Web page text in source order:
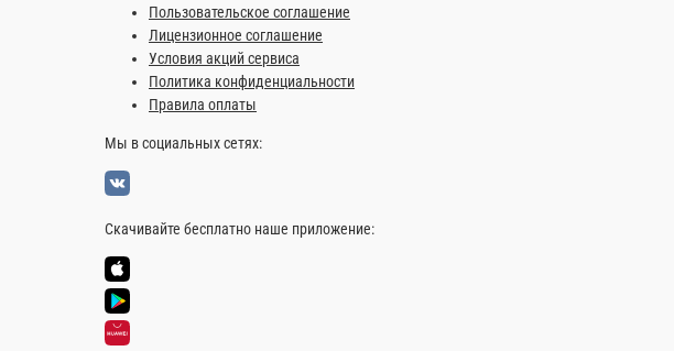
Пользовательское соглашение
Лицензионное соглашение
Условия акций сервиса
Политика конфиденциальности
Правила оплаты
Мы в социальных сетях:
Скачивайте бесплатно наше приложение: